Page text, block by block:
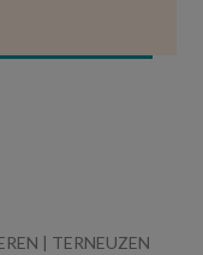
| TERNEUZEN